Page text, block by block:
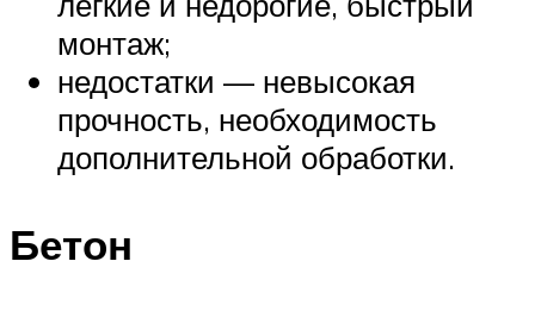
монтаж;
недостатки — невысокая
прочность, необходимость
дополнительной обработки.
Бетон